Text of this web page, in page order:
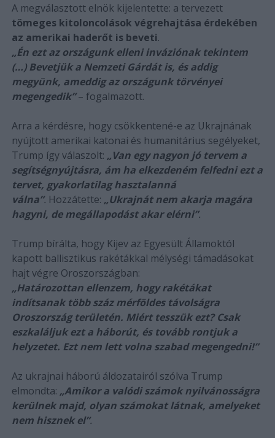
A megválasztott elnök kijelentette: a tervezett
tömeges kitoloncolások végrehajtása érdekében
az amerikai haderőt is beveti.
„Én ezt az országunk elleni inváziónak tekintem
(…) Bevetjük a Nemzeti Gárdát is, és addig
megyünk, ameddig az országunk törvényei
megengedik” – fogalmazott.
Arra a kérdésre, hogy csökkentené-e az Ukrajnának
nyújtott amerikai katonai és humanitárius segélyeket,
Trump így válaszolt: „Van egy nagyon jó tervem a
segítségnyújtásra, ám ha elkezdeném felfedni ezt a
tervet, gyakorlatilag hasztalanná
válna”. Hozzátette: „Ukrajnát nem akarja magára
hagyni, de megállapodást akar elérni”.
Trump bírálta, hogy Kijev az Egyesült Államoktól
kapott ballisztikus rakétákkal mélységi támadásokat
hajt végre Oroszországban:
„Határozottan ellenzem, hogy rakétákat
indítsanak több száz mérföldes távolságra
Oroszország területén. Miért tesszük ezt? Csak
eszkaláljuk ezt a háborút, és tovább rontjuk a
helyzetet. Ezt nem lett volna szabad megengedni!”
Az ukrajnai háború áldozatairól szólva Trump
elmondta: „Amikor a valódi számok nyilvánosságra
kerülnek majd, olyan számokat látnak, amelyeket
nem hisznek el”.